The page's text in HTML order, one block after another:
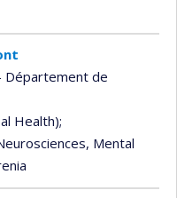
Département de
Health);
Mental